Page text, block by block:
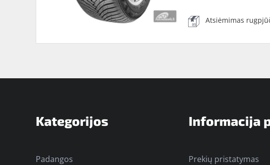
Atsiėmimas
Kategorijos
Padangos
Informacija
Prekių pristatymas